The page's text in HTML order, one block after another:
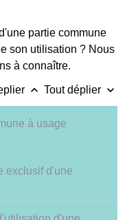
partie commune
son utilisation ? Nous
à connaître.
keyboard_arrow_up Tout déplier keyboard_arrow_down
à usage
exclusif d'une